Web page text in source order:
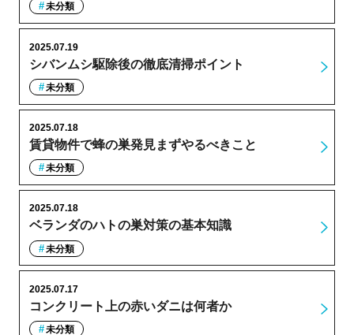
未分類
シバンムシ駆除後の徹底清掃ポイント
2025.07.19
未分類
賃貸物件で蜂の巣発見まずやるべきこと
2025.07.18
未分類
ベランダのハトの巣対策の基本知識
2025.07.18
未分類
コンクリート上の赤いダニは何者か
2025.07.17
未分類